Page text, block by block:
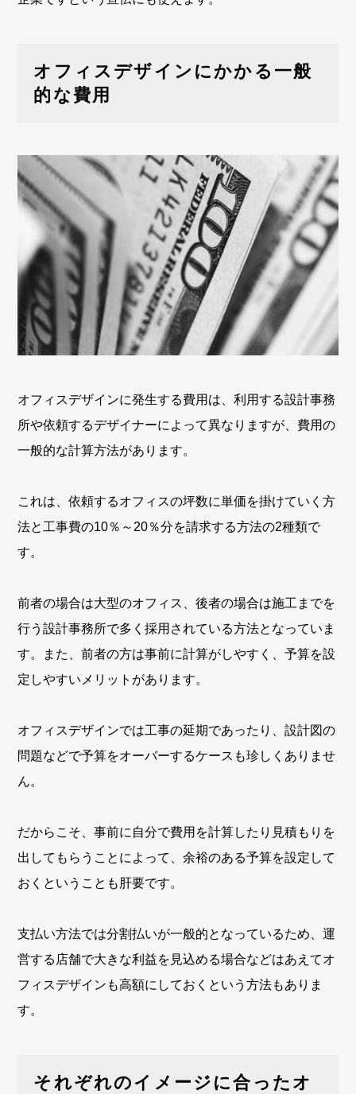
オフィスデザインにかかる一般
的な費用
オフィスデザインに発生する費用は、利用する設計事務
所や依頼するデザイナーによって異なりますが、費用の
一般的な計算方法があります。
これは、依頼するオフィスの坪数に単価を掛けていく方
法と工事費の10％～20％分を請求する方法の2種類で
す。
前者の場合は大型のオフィス、後者の場合は施工までを
行う設計事務所で多く採用されている方法となっていま
す。また、前者の方は事前に計算がしやすく、予算を設
定しやすいメリットがあります。
オフィスデザインでは工事の延期であったり、設計図の
問題などで予算をオーバーするケースも珍しくありませ
ん。
だからこそ、事前に自分で費用を計算したり見積もりを
出してもらうことによって、余裕のある予算を設定して
おくということも肝要です。
支払い方法では分割払いが一般的となっているため、運
営する店舗で大きな利益を見込める場合などはあえてオ
フィスデザインも高額にしておくという方法もありま
す。
それぞれのイメージに合ったオ